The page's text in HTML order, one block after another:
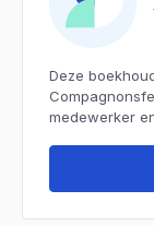
Deze
medewerker